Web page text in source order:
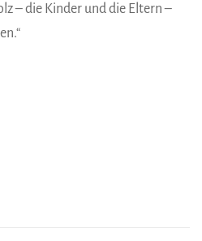
– die Kinder und die Eltern –